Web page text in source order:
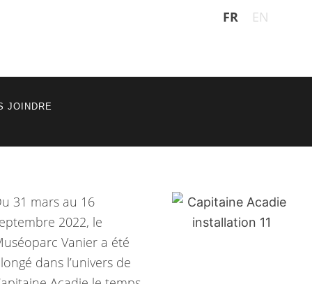
FR EN
JOINDRE
31 mars au 16
2022, le
Vanier a été
dans l’univers de